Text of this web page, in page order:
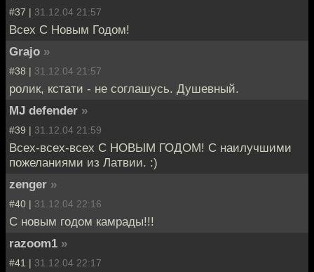
#37 | 31.12.04 21:57
Всех С Новым Годом!
Grajo »
#38 | 31.12.04 21:57
ролик, кстати - не соглашусь. Душевный.
MJ defender »
#39 | 31.12.04 21:59
Всех-всех-всех С НОВЫМ ГОДОМ! С наилучшими
пожеланиями из Латвии. :)
zenger »
#40 | 31.12.04 22:16
С новым годом камрады!!!
razoom1 »
#41 | 31.12.04 22:17